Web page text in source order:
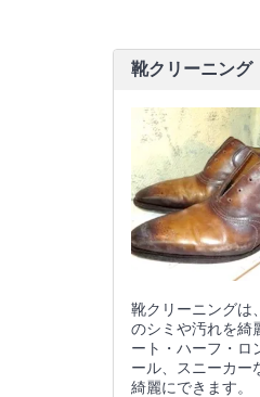
靴クリーニング
靴クリーニングは
のシミや汚れを綺
ート・ハーフ・ロ
ール、スニーカー
綺麗にできます。